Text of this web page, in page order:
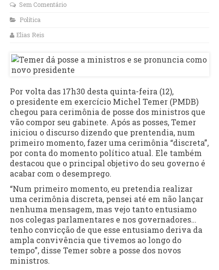
Sem Comentário
Política
Elias Reis
Por volta das 17h30 desta quinta-feira (12),
o presidente em exercício Michel Temer (PMDB)
chegou para cerimônia de posse dos ministros que
vão compor seu gabinete. Após as posses, Temer
iniciou o discurso dizendo que prentendia, num
primeiro momento, fazer uma cerimônia “discreta”,
por conta do momento político atual. Ele também
destacou que o principal objetivo do seu governo é
acabar com o desemprego.
“Num primeiro momento, eu pretendia realizar
uma cerimônia discreta, pensei até em não lançar
nenhuma mensagem, mas vejo tanto entusiamo
nos colegas parlamentares e nos governadores…
tenho convicção de que esse entusiamo deriva da
ampla convivência que tivemos ao longo do
tempo”, disse Temer sobre a posse dos novos
ministros.